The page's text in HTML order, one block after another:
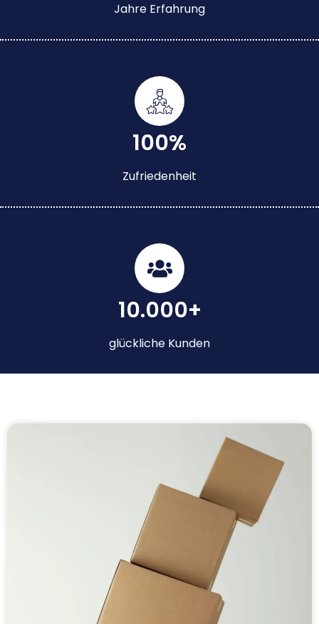
Jahre Erfahrung
100%
Zufriedenheit
10.000+
glückliche Kunden